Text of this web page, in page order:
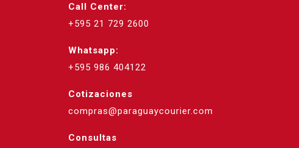
Call Center:
+595 21 729 2600
Whatsapp:
+595 986 404122
Cotizaciones
compras@paraguaycourier.com
Consultas